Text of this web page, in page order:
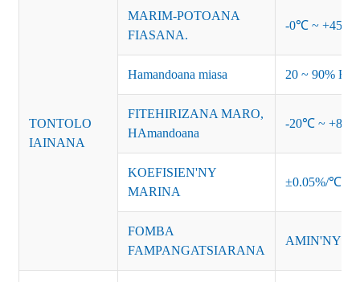
TONTOLO
IAINANA
MARIM-POTOANA
FIASANA.
-0℃ ~ +45℃
Hamandoana miasa 20 ~ 90% RH
FITEHIRIZANA MARO,
HAmandoana
-20℃ ~ +85℃
KOEFISIEN'NY
MARINA
±0.05%/℃
FOMBA
FAMPANGATSIARANA
AMIN'NY